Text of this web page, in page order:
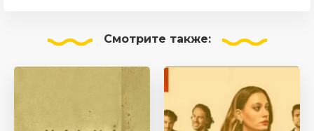
Смотрите также: